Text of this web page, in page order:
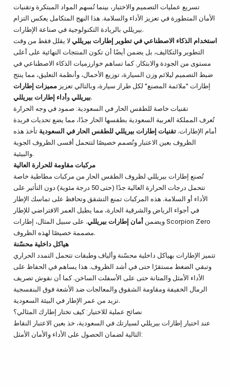
تسريع عمليات التصميم والاختبار، بينما تُسهم المواد المبتكرة وتقنيات
الأمان المتطورة في تعزيز الأداء والسلامة. هذا النهج المتكامل يعكس التزام
بيريللي بالريادة التكنولوجية في صناعة الإطارات.
استخدام الذكاء الاصطناعي في تطوير إطارات بيريللي لا يقلل فقط من وقت
التطوير والتكاليف، بل يضمن أيضًا أن تكون المنتجات النهائية على أعلى
مستوى من الجودة والابتكار. كما تساهم خوارزميات الذكاء الاصطناعي في
ضبط التصميم ليلائم وزن السيارة، توزيع الأحمال، وأنظمة التعليق، مما ينتج
إطارات "ملائمة المصنع" لكل طراز سيارة، وبالتالي تعزيزمميزات إطارات
بيريللي وأداء إطارات بيريللي
.
تقنيات خاصة للطقس الحار في السعودية: صمود في وجه الحرارة
تُعرف المملكة العربية السعودية بطقسها الحار جدًا، مما يضع تحديات فريدة
أمام الإطارات.تقنيات إطارات بيريللي للطقس الحار في السعودية تأخذ هذه
الظروف بعين الاعتبار وتُصمم خصيصًا لتتحمل أقسى الظروف الجوية
والبيئية.
مركبات مقاومة للحرارة العالية
تُصنع إطارات بيريللي لظروف الطقس الحار من مركبات مطاطية خاصة
تتحمل درجات الحرارة العالية جدًا (حتى 50 درجة مئوية) دون التأثير على
الأداء أو السلامة. هذه المركبات تمنع التشقق وتحافظ على تماسك الإطار
في أجواء الرياض والشرقية الحارة، مما يطيل العمر الافتراضي للإطار
ويضمنأمان إطارات بيريللي. على سبيل المثال، إطارات Scorpion Zero
مصممة خصيصًا لهذه الظروف.
هياكل داخلية محسّنة
تتميز الإطارات بهياكل داخلية محسّنة وألياف وطبقات تتحمل التمدد الحراري
وتبقي الضغط مستقرًا حتى في أشد الظروف. هذا يساهم في الحفاظ على
الأداء الأمثل والمتانة حتى على الأسفلت الساخن. كما أن نقوش تصريف
الرمال الخفيفة ومقاومة الشقوق والمعالجات ضد الأشعة فوق البنفسجية
تزيد من عمر الإطار في البيئة السعودية.
نصائح عملية للاختيار: كيف تختار إطارك المثالي؟
عند اختيار إطارات بيريللي لسيارتك في السعودية، خذ بعين الاعتبار النقاط
التالية لضمان الحصول على الأداء والأمان الأمثل: